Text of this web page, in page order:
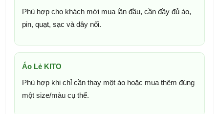
Phù hợp cho khách mới mua lần đầu, cần đầy đủ áo,
pin, quạt, sạc và dây nối.
Áo Lẻ KITO
Phù hợp khi chỉ cần thay một áo hoặc mua thêm đúng
một size/màu cụ thể.